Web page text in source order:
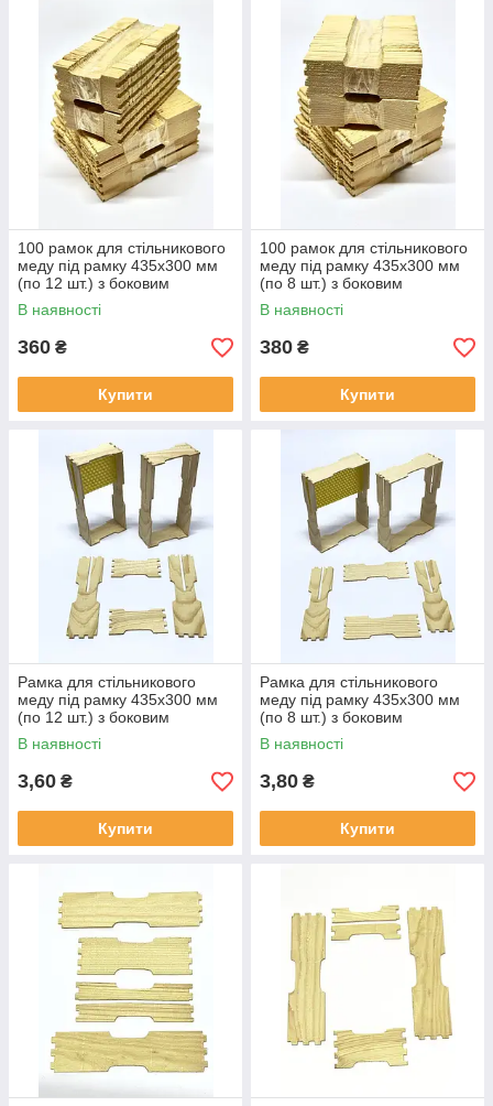
100 рамок для стільникового
меду під рамку 435x300 мм
(по 12 шт.) з боковим
пропилом
В наявності
360 ₴
Купити
100 рамок для стільникового
меду під рамку 435x300 мм
(по 8 шт.) з боковим
пропилом
В наявності
380 ₴
Купити
Рамка для стільникового
меду під рамку 435x300 мм
(по 12 шт.) з боковим
пропилом
В наявності
3,60 ₴
Купити
Рамка для стільникового
меду під рамку 435x300 мм
(по 8 шт.) з боковим
пропилом
В наявності
3,80 ₴
Купити